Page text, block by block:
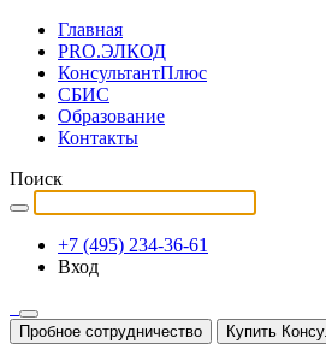
Главная
PRO.ЭЛКОД
КонсультантПлюс
СБИС
Образование
Контакты
Поиск
+7 (495) 234-36-61
Вход
Пробное сотрудничество Купить